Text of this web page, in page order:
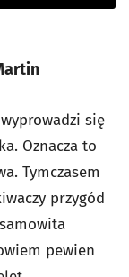
się
Oznacza to
Tymczasem
przygód
pewien